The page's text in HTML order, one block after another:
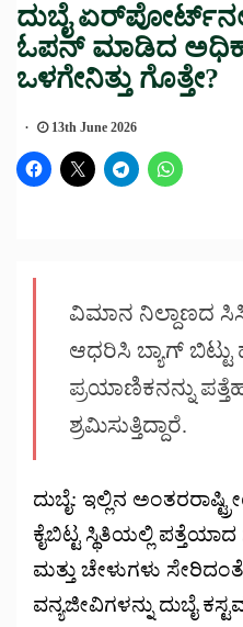
ದುಬೈ
ಓಪನ್ ಮಾಡಿದ
ಒಳಗೇನಿತ್ತು ಗೊತ್ತೇ?
13th June 2026
ವಿಮಾನ ನಿಲ್ದಾಣದ
ಆಧರಿಸಿ ಬ್ಯಾಗ್
ಪ್ರಯಾಣಿಕನನ್ನು
ಶ್ರಮಿಸುತ್ತಿದ್ದಾರೆ.
ದುಬೈ: ಇಲ್ಲಿನ
ಕೈಬಿಟ್ಟ ಸ್ಥಿತಿಯಲ್ಲಿ
ಮತ್ತು ಚೇಳುಗಳು ಸೇರಿದಂತೆ
ವನ್ಯಜೀವಿಗಳನ್ನು ದುಬೈ